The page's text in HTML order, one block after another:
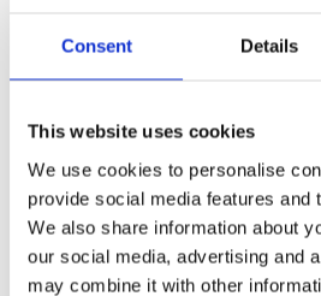
Consent Details
This website uses cookies
We use cookies to personalise
provide social media features and
We also share information about
our social media, advertising and
may combine it with other
KÖP
Lagerstatus 11 st i lager Artikelnr
Mr Plant
Fri frakt över 995kr
Snabba leveranser
Enkel betalning med Klarna